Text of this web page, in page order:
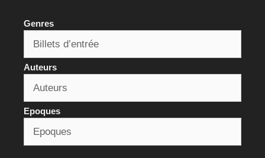
Genres
Auteurs
Epoques